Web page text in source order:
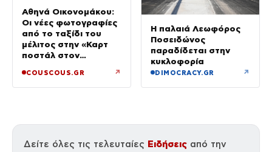
Αθηνά Οικονομάκου:
Οι νέες φωτογραφίες
από το ταξίδι του
μέλιτος στην «Καρτ
ποστάλ στον
COUSCOUS.GR ↗
Η παλαιά Λεωφόρος
Ποσειδώνος
παραδίδεται στην
κυκλοφορία
DIMOCRACY.GR ↗
Δείτε όλες τις τελευταίες Ειδήσεις από την